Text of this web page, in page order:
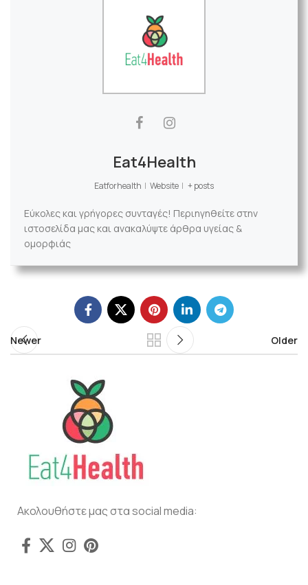
Eat4Health
Eatforhealth | Website | + posts
Εύκολες και γρήγορες συνταγές! Περιηγηθείτε στην
ιστοσελίδα μας και ανακαλύψτε άρθρα υγείας &
ομορφιάς
Newer Older
Ακολουθήστε μας στα social media: